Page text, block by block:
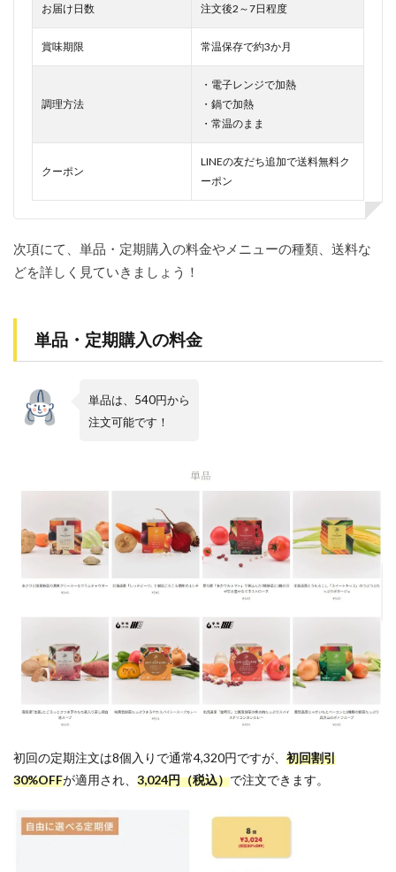
い
2.1.2
2.1.3
ない
2.2
良い
ミ・
評判
れる
2.2.4
味料や
保存
料、合
料が不
ギフト
にも活
用でき
野
MOTTO
を安く
は？
お届け日数 注文後2～7日程度
賞味期限 常温保存で約3か月
調理方法
・電子レンジで加熱
・鍋で加熱
・常温のまま
クーポン
LINEの友だち追加で送料無料ク
ーポン
次項にて、単品・定期購入の料金やメニューの種類、送料な
どを詳しく見ていきましょう！
単品・定期購入の料金
単品は、540円から
注文可能です！
初回の定期注文は8個入りで通常4,320円ですが、 初回割引
30%OFFが適用され、 3,024円（税込）で注文できます。